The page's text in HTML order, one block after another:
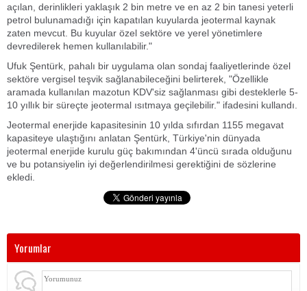
açılan, derinlikleri yaklaşık 2 bin metre ve en az 2 bin tanesi yeterli
petrol bulunamadığı için kapatılan kuyularda jeotermal kaynak
zaten mevcut. Bu kuyular özel sektöre ve yerel yönetimlere
devredilerek hemen kullanılabilir."
Ufuk Şentürk, pahalı bir uygulama olan sondaj faaliyetlerinde özel
sektöre vergisel teşvik sağlanabileceğini belirterek, "Özellikle
aramada kullanılan mazotun KDV'siz sağlanması gibi desteklerle 5-
10 yıllık bir süreçte jeotermal ısıtmaya geçilebilir." ifadesini kullandı.
Jeotermal enerjide kapasitesinin 10 yılda sıfırdan 1155 megavat
kapasiteye ulaştığını anlatan Şentürk, Türkiye'nin dünyada
jeotermal enerjide kurulu güç bakımından 4'üncü sırada olduğunu
ve bu potansiyelin iyi değerlendirilmesi gerektiğini de sözlerine
ekledi.
Yorumlar